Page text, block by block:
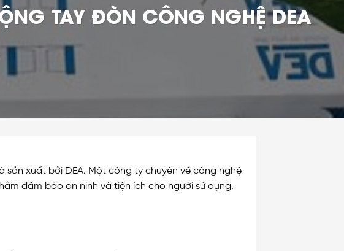
TAY ĐÒN CÔNG NGHỆ DEA
xuất bởi DEA. Một công ty chuyên về công nghệ
đảm bảo an ninh và tiện ích cho người sử dụng.